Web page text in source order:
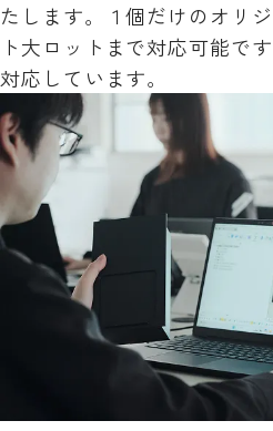
たします。１個だけのオリ
ト大ロットまで対応可能で
対応しています。